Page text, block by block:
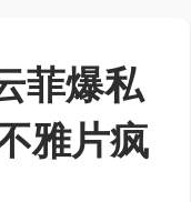
菲爆私
雅片疯